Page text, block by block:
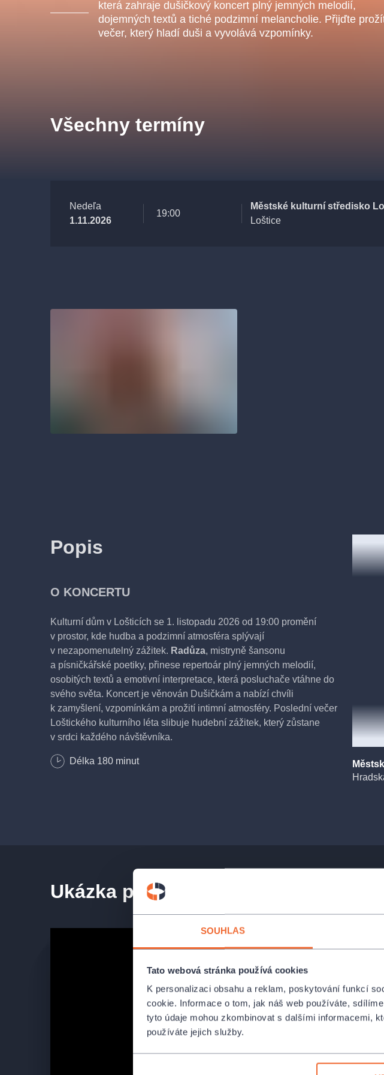
SOUHLAS
Tato webová stránka používá cookies
K personalizaci obsahu a reklam, poskytování funkcí
cookie. Informace o tom, jak náš web používáte,
tyto údaje mohou zkombinovat s dalšími informacemi,
používáte jejich služby.
která zahraje dušičkový koncert plný jemných melodií,
dojemných textů a tiché podzimní melancholie. Přijďte
večer, který hladí duši a vyvolává vzpomínky.
Všechny termíny
Nedeľa
1.11.2026
19:00
Městské kulturní středisko
Loštice
Popis
O KONCERTU
Kulturní dům v Lošticích se 1. listopadu 2026 od 19:00 promění
v prostor, kde hudba a podzimní atmosféra splývají
v nezapomenutelný zážitek. Radůza, mistryně šansonu
a písničkářské poetiky, přinese repertoár plný jemných melodií,
osobitých textů a emotivní interpretace, která posluchače vtáhne do
svého světa. Koncert je věnován Dušičkám a nabízí chvíli
k zamyšlení, vzpomínkám a prožití intimní atmosféry. Poslední večer
Loštického kulturního léta slibuje hudební zážitek, který zůstane
v srdci každého návštěvníka.
Délka 180 minut
Ukázka představení
Agentura 44, s.r.o.
s.r.o.